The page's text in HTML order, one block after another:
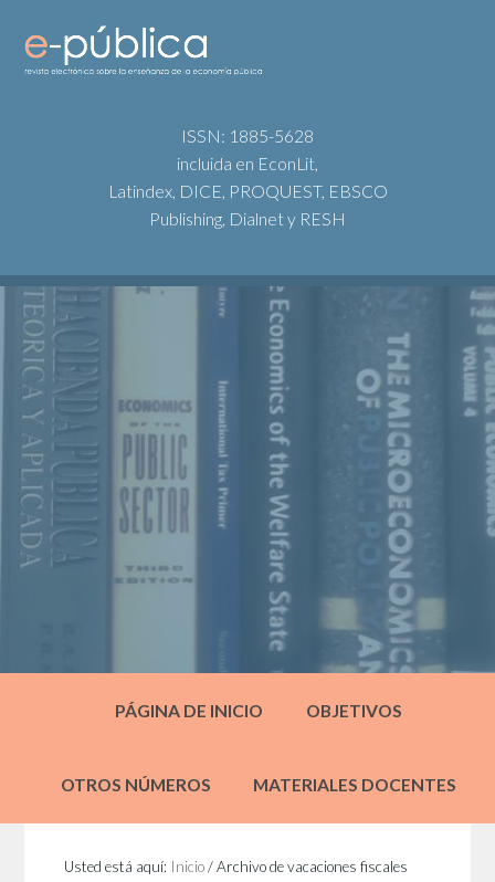
ISSN: 1885-5628
incluida en EconLit,
Latindex, DICE, PROQUEST, EBSCO
Publishing, Dialnet y RESH
PÁGINA DE INICIO OBJETIVOS
OTROS NÚMEROS MATERIALES DOCENTES
Usted está aquí: Inicio /Archivo de vacaciones fiscales